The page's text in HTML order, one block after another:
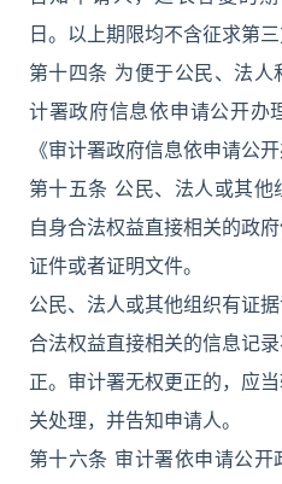
日。以上期限均不含征求第三
第十四条 为便于公民、法
计署政府信息依申请公开办
《审计署政府信息依申请公
第十五条 公民、法人或其
自身合法权益直接相关的政
证件或者证明文件。
公民、法人或其他组织有证
合法权益直接相关的信息记
正。审计署无权更正的，应
关处理，并告知申请人。
第十六条 审计署依申请公